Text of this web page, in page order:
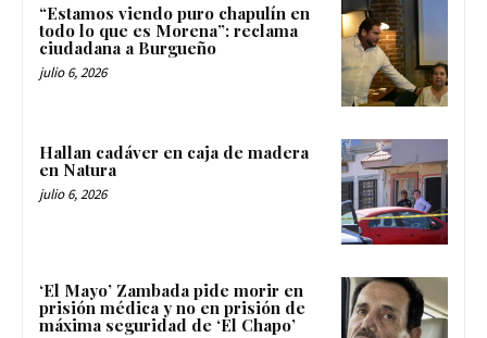
“Estamos viendo puro chapulín en
todo lo que es Morena”: reclama
ciudadana a Burgueño
julio 6, 2026
Hallan cadáver en caja de madera
en Natura
julio 6, 2026
‘El Mayo’ Zambada pide morir en
prisión médica y no en prisión de
máxima seguridad de ‘El Chapo’